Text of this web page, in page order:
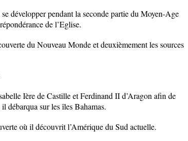
développer pendant la seconde partie du Moyen-Age
de l’Eglise.
du Nouveau Monde et deuxièmement les sources
Ière de Castille et Ferdinand II d’Aragon afin de
débarqua sur les îles Bahamas.
où il découvrit l’Amérique du Sud actuelle.